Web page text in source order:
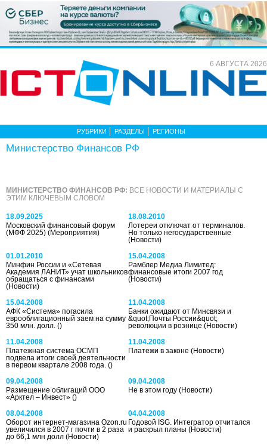
6 АВГУСТА 2026
РУБРИКИ РАЗДЕЛЫ РЕГИОНЫ
Министерство Финансов РФ
МИНИСТЕРСТВО ФИНАНСОВ РФ: ВСЕ НОВОСТИ И МАТЕРИАЛЫ С
ЭТИМ КЛЮЧЕВЫМ СЛОВОМ
18.09.2025
Московский финансовый форум
(МФФ 2025) (Мероприятия)
18.08.2010
Лотереи отключат от терминалов.
Но только негосударственные
(Новости)
01.01.2010
Минфин России и «Сетевая
Академия ЛАНИТ» учат школьников
обращаться с финансами
(Новости)
15.04.2008
Рамблер Медиа Лимитед:
финансовые итоги 2007 год
(Новости)
15.04.2008
АФК «Система» погасила
еврооблигационный заем на сумму
350 млн. долл. ()
11.04.2008
Банки ожидают от Минсвязи и
&quot;Почты России&quot;
революции в рознице(Новости)
11.04.2008
Платежная система ОСМП
подвела итоги своей деятельности
в первом квартале 2008 года. ()
11.04.2008
Платежи в законе(Новости)
09.04.2008
Размещение облигаций ООО
«Арктел – Инвест» ()
09.04.2008
Не в этом году(Новости)
08.04.2008
Оборот интернет-магазина Ozon.ru
увеличился в 2007 г почти в 2 раза
до 66,1 млн долл (Новости)
04.04.2008
Годовой ISG. Интегратор отчитался
и раскрыл планы(Новости)